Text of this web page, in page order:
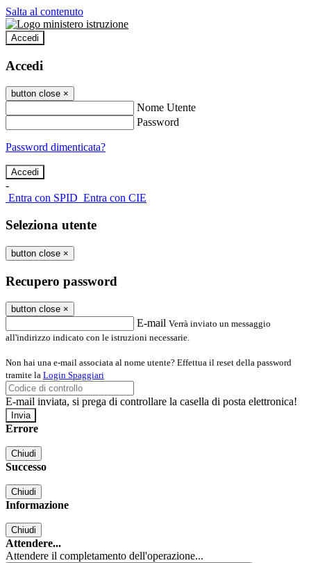
Salta al contenuto
Accedi
Accedi
button close ×
Nome Utente
Password
Password dimenticata?
-
Entra con SPID Entra con CIE
Seleziona utente
button close ×
Recupero password
button close ×
E-mail Verrà inviato un messaggio
all'indirizzo indicato con le istruzioni necessarie.
Non hai una e-mail associata al nome utente? Effettua il reset della password
tramite la Login Spaggiari
E-mail inviata, si prega di controllare la casella di posta elettronica!
Errore
Chiudi
Successo
Chiudi
Informazione
Chiudi
Attendere...
Attendere il completamento dell'operazione...